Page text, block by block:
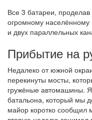
Все 3 батареи,
огромному населённому
и двух параллельных
Прибытие на
Недалеко от южной
перекинуты мосты,
гружёные автомашины.
батальона, который мы
майор коротко сообщил